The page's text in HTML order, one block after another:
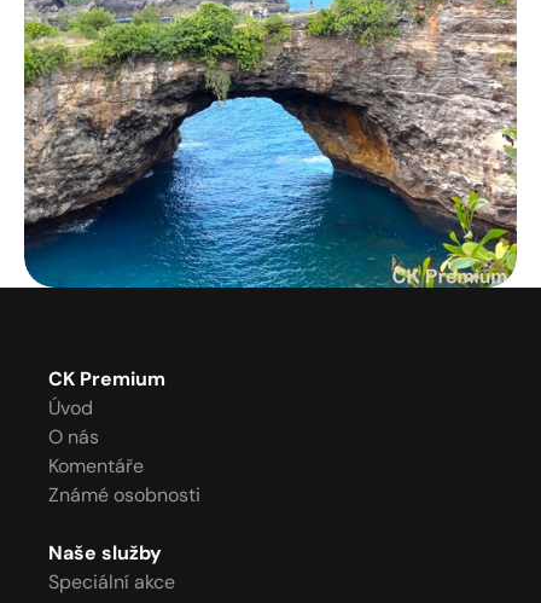
CK Premium
Úvod
O nás
Komentáře
Známé osobnosti
Naše služby
Speciální akce